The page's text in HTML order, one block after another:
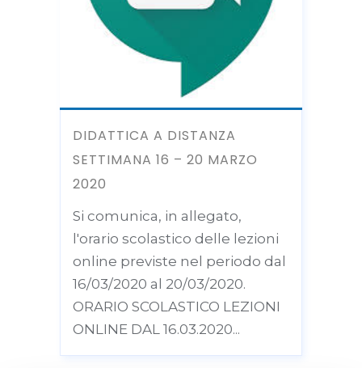
DIDATTICA A DISTANZA
SETTIMANA 16 – 20 MARZO
2020
Si comunica, in allegato,
l'orario scolastico delle lezioni
online previste nel periodo dal
16/03/2020 al 20/03/2020.
ORARIO SCOLASTICO LEZIONI
ONLINE DAL 16.03.2020...